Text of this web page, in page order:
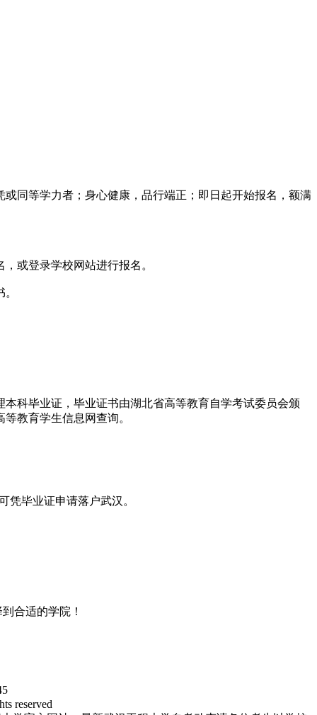
同等学力者；身心健康，品行端正；即日起开始报名，额满
或登录学校网站进行报名。
科毕业证，毕业证书由湖北省高等教育自学考试委员会颁
教育学生信息网查询。
毕业证申请落户武汉。
合适的学院！
reserved